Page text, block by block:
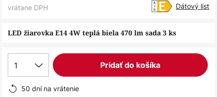
začiatok
obrázkov
LED žiarovka E14 4W teplá biela 470 lm sada 3 ks
vrátane DPH Dátový list
1 Pridať do košíka
50 dní na vrátenie